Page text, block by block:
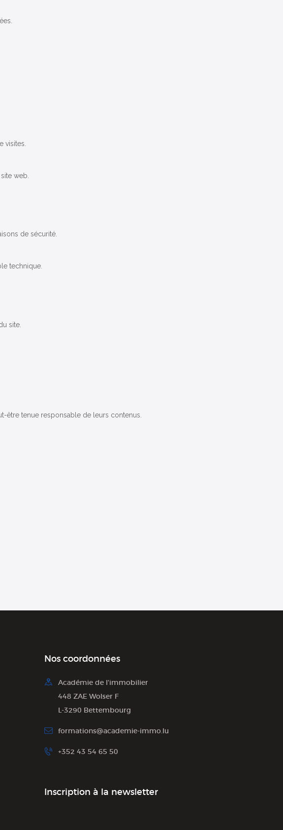
visites.
web.
de sécurité.
technique.
site.
être tenue responsable de leurs contenus.
Nos coordonnées
Académie de l'immobilier
448 ZAE Wolser F
L-3290 Bettembourg
formations@academie-immo.lu
+352 43 54 65 50
Inscription à la newsletter